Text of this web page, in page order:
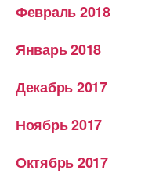
Февраль 2018
Январь 2018
Декабрь 2017
Ноябрь 2017
Октябрь 2017